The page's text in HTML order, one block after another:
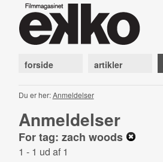
forside artikler
Du er her:Anmeldelser
Anmeldelser
For tag: zach woods
1 - 1 ud af 1